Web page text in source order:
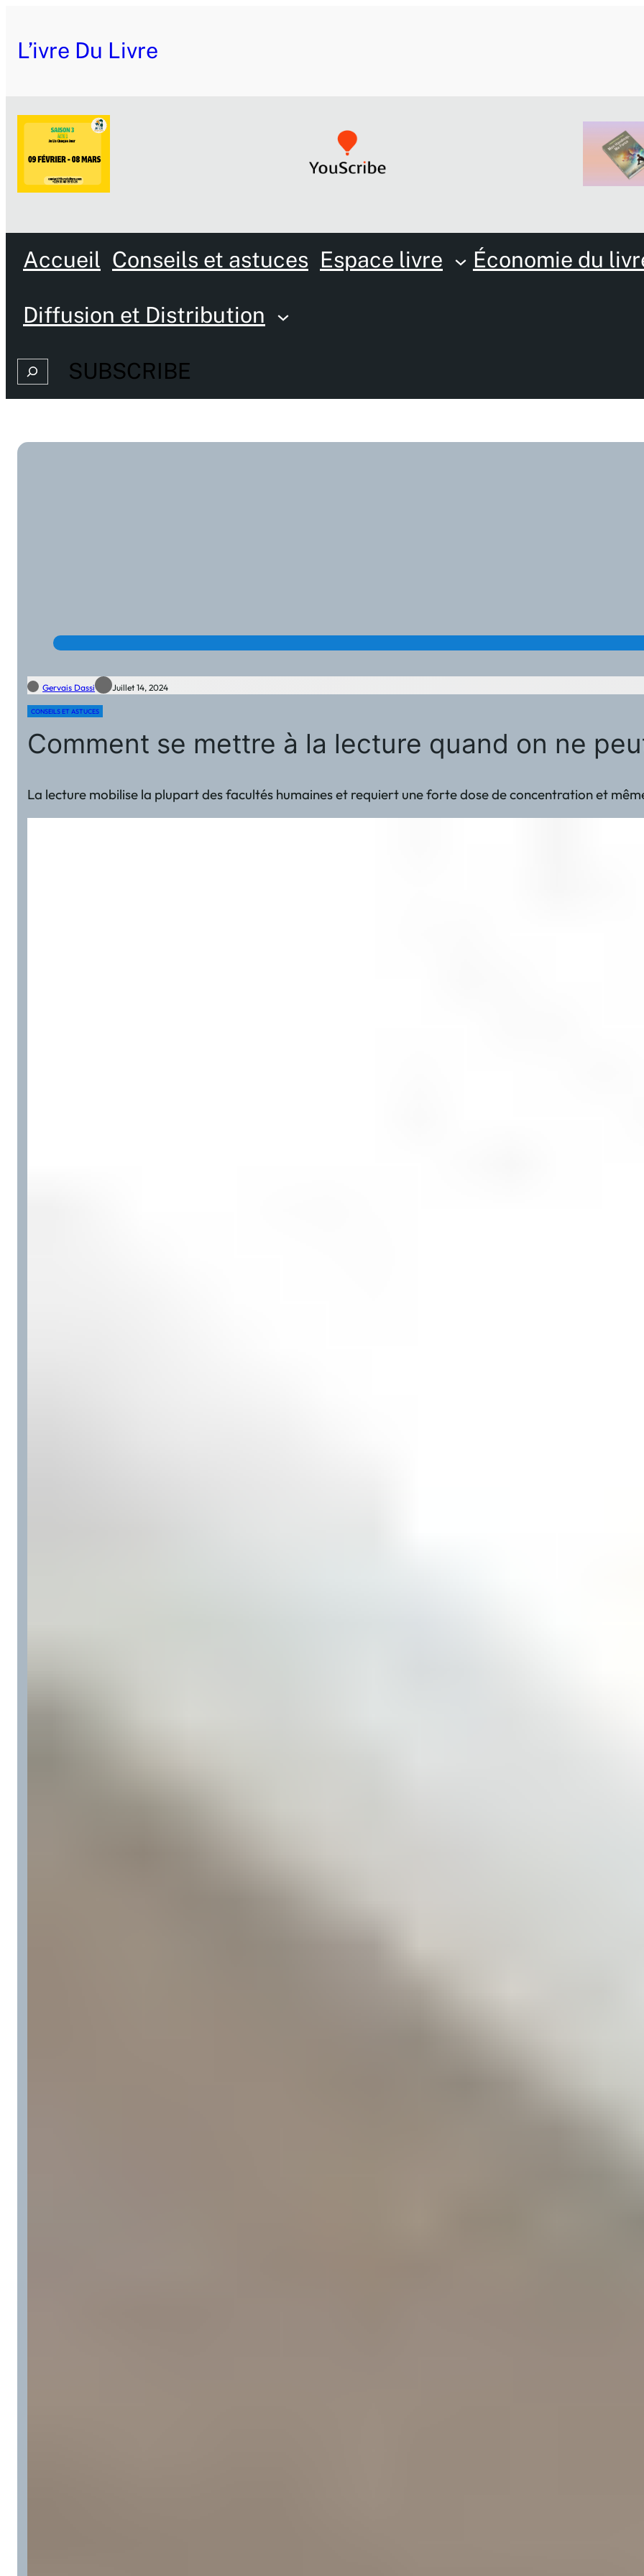
L’ivre Du Livre
Accueil Conseils et astuces Espace livre Économie du
Diffusion et Distribution
SearchSUBSCRIBE
Gervais Dassi Juillet 14, 2024
CONSEILS ET ASTUCES
Comment se mettre à la lecture quand on ne
La lecture mobilise la plupart des facultés humaines et requiert une forte dose de concentration et